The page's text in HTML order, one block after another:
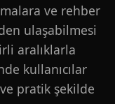
ve rehber
ulaşabilmesi
aralıklarla
kullanıcılar
pratik şekilde